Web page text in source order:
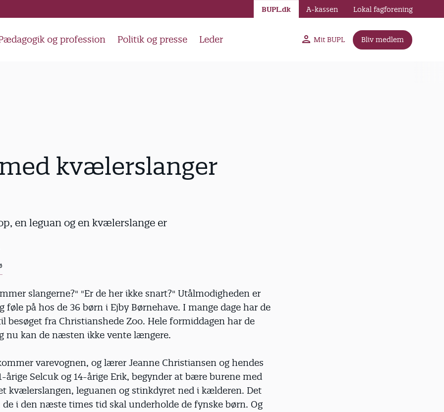
og profession Politik og presse Leder Mit BUPL Bliv medlem
BUPL.dk A-kassen Lokal fagforening
kvælerslanger
en leguan og en kvælerslange er
slangerne?" "Er de her ikke snart?" Utålmodigheden er
føle på hos de 36 børn i Ejby Børnehave. I mange dage har de
besøget fra Christianshede Zoo. Hele formiddagen har de
nu kan de næsten ikke vente længere.
varevognen, og lærer Jeanne Christiansen og hendes
årige Selcuk og 14-årige Erik, begynder at bære burene med
kvælerslangen, leguanen og stinkdyret ned i kælderen. Det
de i den næste times tid skal underholde de fynske børn. Og